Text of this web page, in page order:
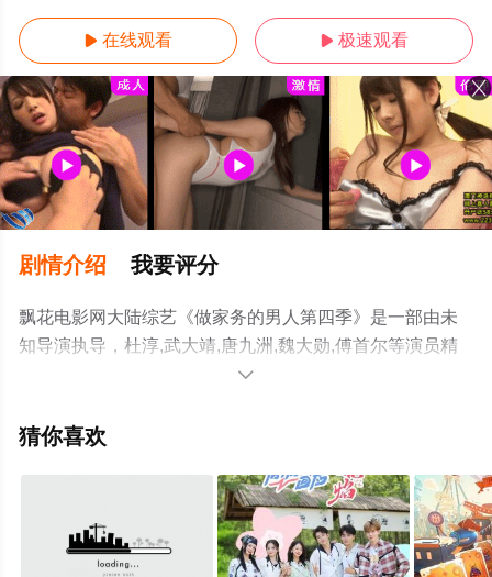
 在线观看  极速观看
剧情介绍 我要评分
飘花电影网大陆综艺《做家务的男人第四季》是一部由未
知导演执导，杜淳,武大靖,唐九洲,魏大勋,傅首尔等演员精
彩演绎的大陆综艺，手机免费观看高清未删减完整版综艺
视猫或剧情网等平台了解。

猜你喜欢